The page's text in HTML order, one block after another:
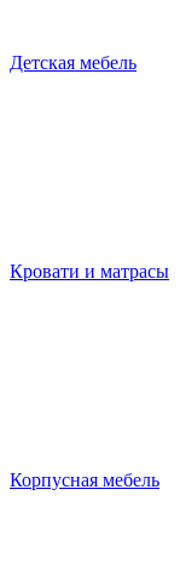
Детская мебель
Кровати и матрасы
Корпусная мебель